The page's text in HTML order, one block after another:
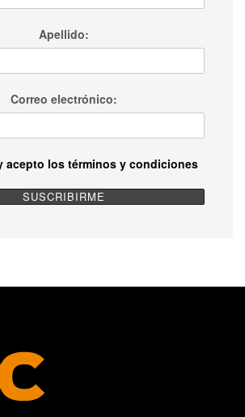
Apellido:
Correo electrónico:
acepto los términos y condiciones